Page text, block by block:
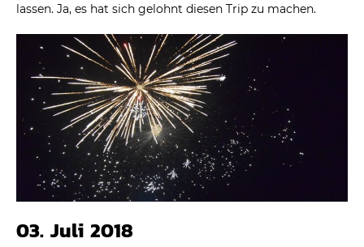
lassen. Ja, es hat sich gelohnt diesen Trip zu machen.
03. Juli 2018